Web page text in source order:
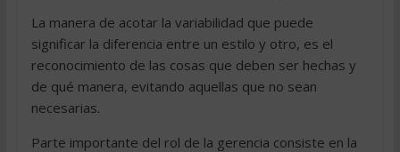
La manera de acotar la variabilidad que puede
significar la diferencia entre un estilo y otro, es el
reconocimiento de las cosas que deben ser hechas y
de qué manera, evitando aquellas que no sean
necesarias.
Parte importante del rol de la gerencia consiste en la